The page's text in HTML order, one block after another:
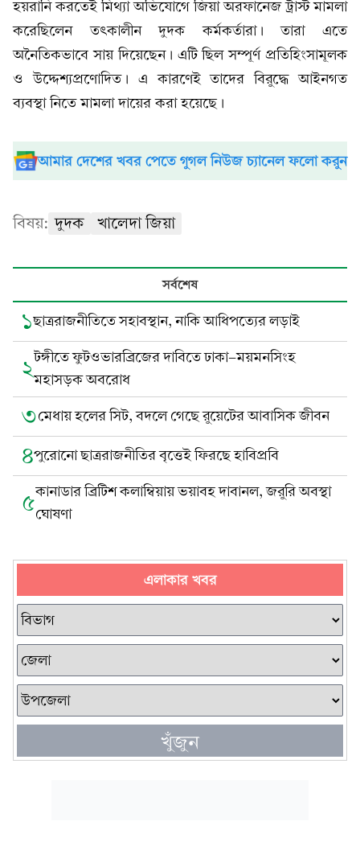
হয়রানি করতেই মিথ্যা অভিযোগে জিয়া অরফানেজ ট্রাস্ট মামলা
করেছিলেন তৎকালীন দুদক কর্মকর্তারা। তারা এতে
অনৈতিকভাবে সায় দিয়েছেন। এটি ছিল সম্পূর্ণ প্রতিহিংসামূলক
ও উদ্দেশ্যপ্রণোদিত। এ কারণেই তাদের বিরুদ্ধে আইনগত
ব্যবস্থা নিতে মামলা দায়ের করা হয়েছে।
আমার দেশের খবর পেতে গুগল নিউজ চ্যানেল ফলো করুন
বিষয়: দুদক খালেদা জিয়া
সর্বশেষ
১ছাত্ররাজনীতিতে সহাবস্থান, নাকি আধিপত্যের লড়াই
২টঙ্গীতে ফুটওভারব্রিজের দাবিতে ঢাকা-ময়মনসিংহ
মহাসড়ক অবরোধ
৩মেধায় হলের সিট, বদলে গেছে রুয়েটের আবাসিক জীবন
৪পুরোনো ছাত্ররাজনীতির বৃত্তেই ফিরছে হাবিপ্রবি
৫কানাডার ব্রিটিশ কলাম্বিয়ায় ভয়াবহ দাবানল, জরুরি অবস্থা
ঘোষণা
এলাকার খবর
খুঁজুন